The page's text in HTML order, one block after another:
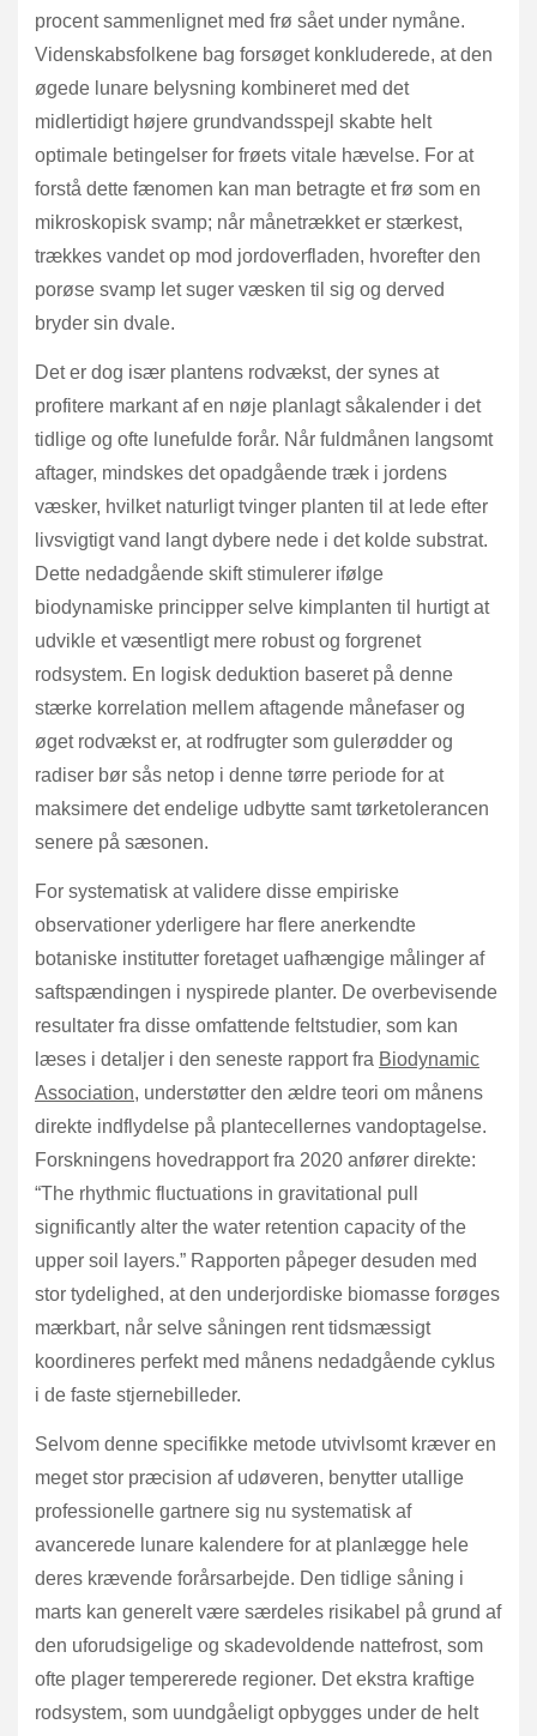
procent sammenlignet med frø sået under nymåne.
Videnskabsfolkene bag forsøget konkluderede, at den
øgede lunare belysning kombineret med det
midlertidigt højere grundvandsspejl skabte helt
optimale betingelser for frøets vitale hævelse. For at
forstå dette fænomen kan man betragte et frø som en
mikroskopisk svamp; når månetrækket er stærkest,
trækkes vandet op mod jordoverfladen, hvorefter den
porøse svamp let suger væsken til sig og derved
bryder sin dvale.
Det er dog især plantens rodvækst, der synes at
profitere markant af en nøje planlagt såkalender i det
tidlige og ofte lunefulde forår. Når fuldmånen langsomt
aftager, mindskes det opadgående træk i jordens
væsker, hvilket naturligt tvinger planten til at lede efter
livsvigtigt vand langt dybere nede i det kolde substrat.
Dette nedadgående skift stimulerer ifølge
biodynamiske principper selve kimplanten til hurtigt at
udvikle et væsentligt mere robust og forgrenet
rodsystem. En logisk deduktion baseret på denne
stærke korrelation mellem aftagende månefaser og
øget rodvækst er, at rodfrugter som gulerødder og
radiser bør sås netop i denne tørre periode for at
maksimere det endelige udbytte samt tørketolerancen
senere på sæsonen.
For systematisk at validere disse empiriske
observationer yderligere har flere anerkendte
botaniske institutter foretaget uafhængige målinger af
saftspændingen i nyspirede planter. De overbevisende
resultater fra disse omfattende feltstudier, som kan
læses i detaljer i den seneste rapport fra Biodynamic
Association, understøtter den ældre teori om månens
direkte indflydelse på plantecellernes vandoptagelse.
Forskningens hovedrapport fra 2020 anfører direkte:
“The rhythmic fluctuations in gravitational pull
significantly alter the water retention capacity of the
upper soil layers.” Rapporten påpeger desuden med
stor tydelighed, at den underjordiske biomasse forøges
mærkbart, når selve såningen rent tidsmæssigt
koordineres perfekt med månens nedadgående cyklus
i de faste stjernebilleder.
Selvom denne specifikke metode utvivlsomt kræver en
meget stor præcision af udøveren, benytter utallige
professionelle gartnere sig nu systematisk af
avancerede lunare kalendere for at planlægge hele
deres krævende forårsarbejde. Den tidlige såning i
marts kan generelt være særdeles risikabel på grund af
den uforudsigelige og skadevoldende nattefrost, som
ofte plager tempererede regioner. Det ekstra kraftige
rodsystem, som uundgåeligt opbygges under de helt